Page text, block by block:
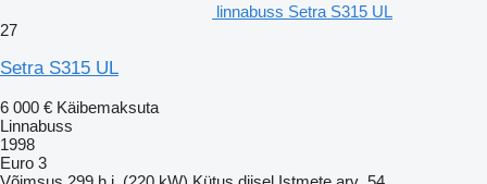
linnabuss Setra S315 UL
27
Setra S315 UL
6 000 € Käibemaksuta
Linnabuss
1998
Euro 3